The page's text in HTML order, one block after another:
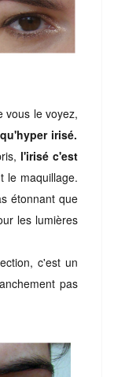
vous le voyez,
irisé.
l'irisé c'est
le maquillage.
étonnant que
les lumières
c'est un
pas